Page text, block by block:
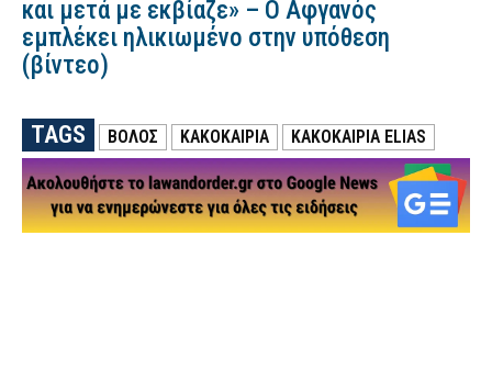
και μετά με εκβίαζε» – Ο Αφγανός
εμπλέκει ηλικιωμένο στην υπόθεση
(βίντεο)
TAGS ΒΟΛΟΣ ΚΑΚΟΚΑΙΡΙΑ ΚΑΚΟΚΑΙΡΊΑ ELIAS